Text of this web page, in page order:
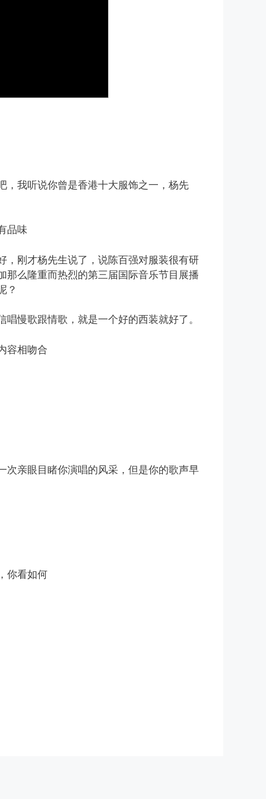
，我听说你曾是香港十大服饰之一，杨先
品味
，刚才杨先生说了，说陈百强对服装很有研
那么隆重而热烈的第三届国际音乐节目展播
？
慢歌跟情歌，就是一个好的西装就好了。
容相吻合
次亲眼目睹你演唱的风采，但是你的歌声早
你看如何